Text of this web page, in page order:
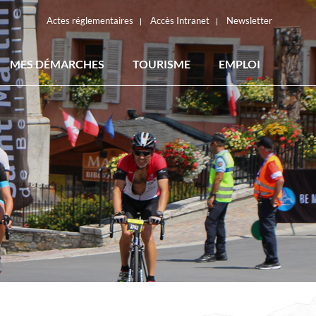
Actes réglementaires Accès Intranet Newsletter
MES DÉMARCHES TOURISME EMPLOI
ACTES RÉGLEMENTAIRES